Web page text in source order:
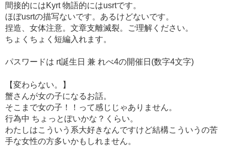
間接的にはKyrt 物語的にはusrtです。
ほぼusrtの描写ないです。あるけどないです。
捏造、女体注意。文章支離滅裂。ご理解ください。
ちょくちょく短編入れます。
パスワードは rt誕生日 兼 れべ4の開催日(数字4文字)
【変わらない。】
蟹さんが女の子になるお話。
そこまで女の子！！って感じじゃありません。
行為中 ちょっとぽいかな？くらい。
わたしはこういう系大好きなんですけど結構こういうの苦
手な女性の方多いかもしれません。